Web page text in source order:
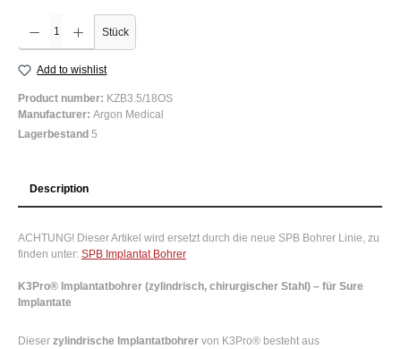
Product Quantity: Enter the desired amount or use the buttons to increase or decrease the
Stück
Add to wishlist
Product number: KZB3.5/18OS
Manufacturer: Argon Medical
Lagerbestand 5
Description
ACHTUNG! Dieser Artikel wird ersetzt durch die neue SPB Bohrer Linie, zu
finden unter: SPB Implantat Bohrer
K3Pro® Implantatbohrer (zylindrisch, chirurgischer Stahl) – für Sure
Implantate
Dieser zylindrische Implantatbohrer von K3Pro® besteht aus